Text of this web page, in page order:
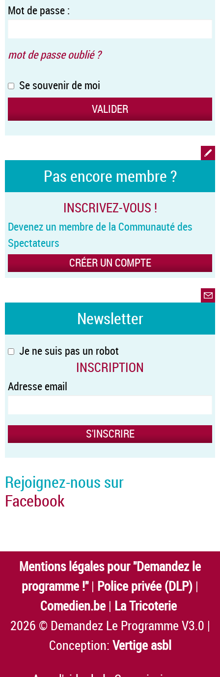
Mot de passe :
mot de passe oublié ?
Se souvenir de moi
Pas encore membre ?
INSCRIVEZ-VOUS !
Devenez un membre de la Communauté des
Spectateurs
CRÉER UN COMPTE
Newsletter
Je ne suis pas un robot
INSCRIPTION
Adresse email
Rejoignez-nous sur
Facebook
Mentions légales pour "Demandez le
programme !"| Police privée (DLP) |
Comedien.be | La Tricoterie
2026 © Demandez Le Programme V3.0 |
Conception: Vertige asbl